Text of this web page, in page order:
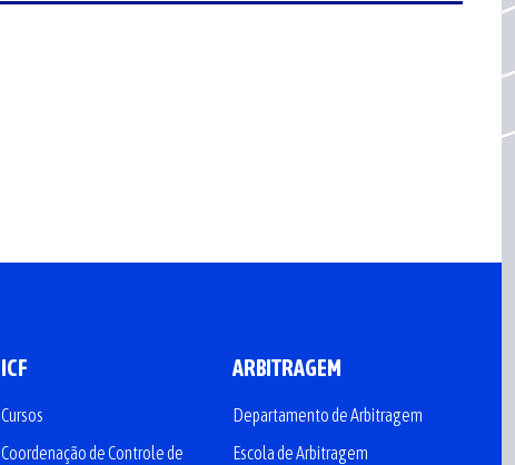
ICF
Cursos
Coordenação de Controle de
ARBITRAGEM
Departamento de Arbitragem
Escola de Arbitragem